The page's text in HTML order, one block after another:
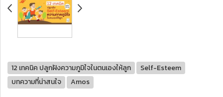
12 เทคนิค ปลูกฝังความภูมิใจในตนเองให้ลูก
Self-Esteem
บทความที่น่าสนใจ
Amos